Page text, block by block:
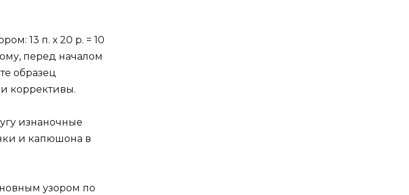
13 п. х 20 р. = 10
перед началом
образец
коррективы.
изнаночные
и капюшона в
узором по